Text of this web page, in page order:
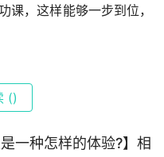
课，这样能够一步到位，
()
一种怎样的体验?】相